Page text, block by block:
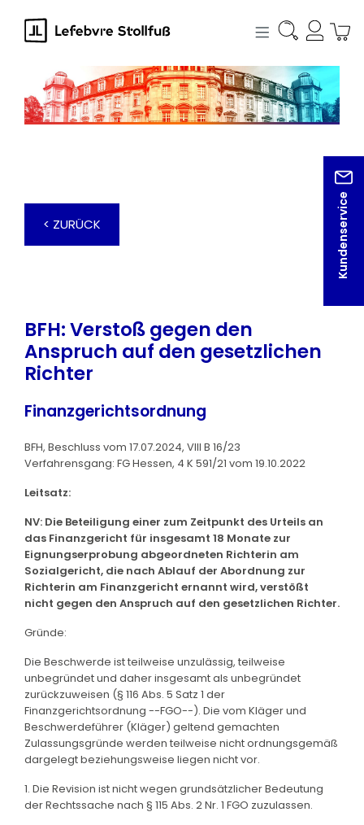
springen
Kundenservice
< ZURÜCK
BFH: Verstoß gegen den
Anspruch auf den gesetzlichen
Richter
Finanzgerichtsordnung
BFH, Beschluss vom 17.07.2024, VIII B 16/23
Verfahrensgang: FG Hessen, 4 K 591/21 vom 19.10.2022
Leitsatz:
NV: Die Beteiligung einer zum Zeitpunkt des Urteils an
das Finanzgericht für insgesamt 18 Monate zur
Eignungserprobung abgeordneten Richterin am
Sozialgericht, die nach Ablauf der Abordnung zur
Richterin am Finanzgericht ernannt wird, verstößt
nicht gegen den Anspruch auf den gesetzlichen Richter.
Gründe:
Die Beschwerde ist teilweise unzulässig, teilweise
unbegründet und daher insgesamt als unbegründet
zurückzuweisen (§ 116 Abs. 5 Satz 1 der
Finanzgerichtsordnung --FGO--). Die vom Kläger und
Beschwerdeführer (Kläger) geltend gemachten
Zulassungsgründe werden teilweise nicht ordnungsgemäß
dargelegt beziehungsweise liegen nicht vor.
1. Die Revision ist nicht wegen grundsätzlicher Bedeutung
der Rechtssache nach § 115 Abs. 2 Nr. 1 FGO zuzulassen.